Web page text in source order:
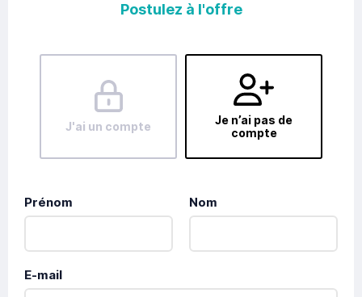
Postulez à l'offre
J'ai un compte
Je n’ai pas de
compte
Prénom Nom
E-mail